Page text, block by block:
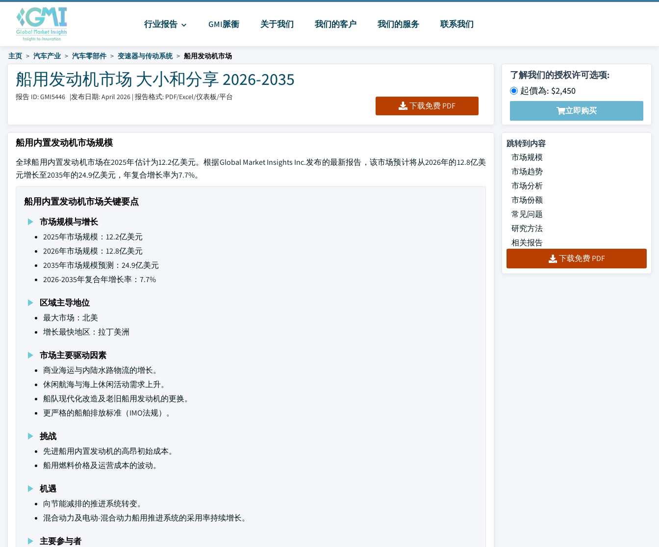
行业报告 GMI脈衝 关于我们 我们的客户 我们的服务 联系我们
主页 汽车产业 汽车零部件 变速器与传动系统 船用发动机市场
船用发动机市场 大小和分享 2026-2035
报告 ID: GMI5446 |发布日期: April 2026 | 报告格式: PDF/Excel/仪表板/平台
下载免费 PDF
了解我们的授权许可选项:
起價為: $2,450
立即购买
船用内置发动机市场规模
全球船用内置发动机市场在2025年估计为12.2亿美元。根据Global Market Insights Inc.发布的最新报告，该市场预计将从2026年的12.8亿美
元增长至2035年的24.9亿美元，年复合增长率为7.7%。
船用内置发动机市场关键要点
市场规模与增长
2025年市场规模：12.2亿美元
2026年市场规模：12.8亿美元
2035年市场规模预测：24.9亿美元
2026-2035年复合年增长率：7.7%
区域主导地位
最大市场：北美
增长最快地区：拉丁美洲
市场主要驱动因素
商业海运与内陆水路物流的增长。
休闲航海与海上休闲活动需求上升。
船队现代化改造及老旧船用发动机的更换。
更严格的船舶排放标准（IMO法规）。
挑战
先进船用内置发动机的高昂初始成本。
船用燃料价格及运营成本的波动。
机遇
向节能减排的推进系统转变。
混合动力及电动-混合动力船用推进系统的采用率持续增长。
主要参与者
跳转到内容
市场规模
市场趋势
市场分析
市场份额
常见问题
研究方法
相关报告
下载免费 PDF